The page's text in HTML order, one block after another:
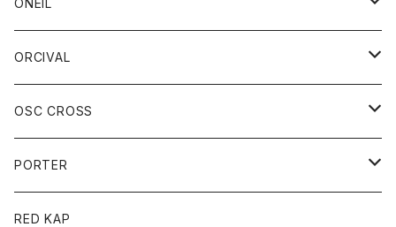
Tシャツ
ジーンズ
パンツ
ボトム
ONEIL
スカート
ORCIVAL
アウター
コート
ジャケット
アクセサリー
バッグ
キッズ
OSC CROSS
ダウンジャケット
PORTER
カードホルダー
RED KAP